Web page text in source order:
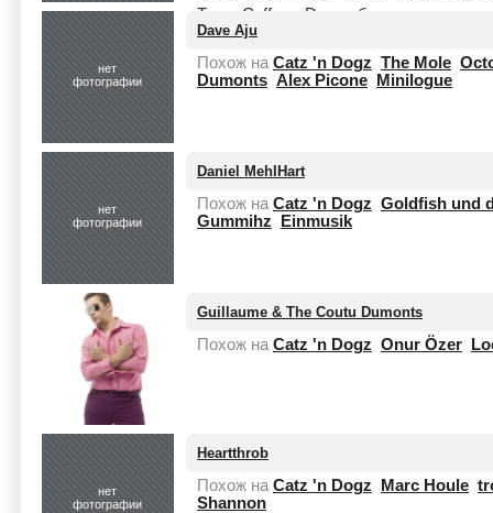
Taras Caffe, а Deeop был уже широко
...Читать целиком
нет
фотографии
Dave Aju
Похож на Catz 'n Dogz The Mole
Dumonts Alex Picone Minilogue
нет
фотографии
Daniel MehlHart
Похож на Catz 'n Dogz Goldfish und
Gummihz
Einmusik
Guillaume & The Coutu Dumonts
Похож на Catz 'n Dogz Onur Özer
нет
фотографии
Heartthrob
Похож на Catz 'n Dogz Marc Houle
Shannon